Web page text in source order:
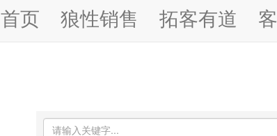
首页 狼性销售 拓客有道